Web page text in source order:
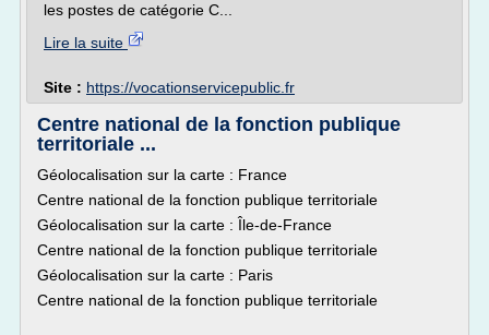
les postes de catégorie C...
Lire la suite
Site : https://vocationservicepublic.fr
Centre national de la fonction publique
territoriale ...
Géolocalisation sur la carte : France
Centre national de la fonction publique territoriale
Géolocalisation sur la carte : Île-de-France
Centre national de la fonction publique territoriale
Géolocalisation sur la carte : Paris
Centre national de la fonction publique territoriale